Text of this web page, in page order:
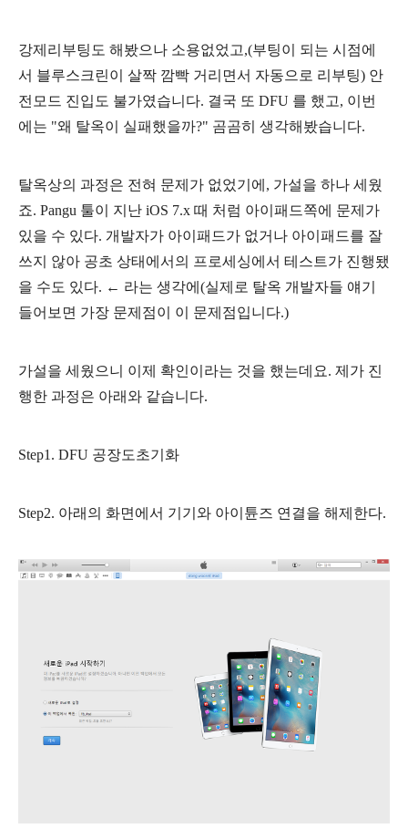
강제리부팅도 해봤으나 소용없었고,(부팅이 되는 시점에
서 블루스크린이 살짝 깜빡 거리면서 자동으로 리부팅) 안
전모드 진입도 불가였습니다. 결국 또 DFU 를 했고, 이번
에는 "왜 탈옥이 실패했을까?" 곰곰히 생각해봤습니다.
탈옥상의 과정은 전혀 문제가 없었기에, 가설을 하나 세웠
죠. Pangu 툴이 지난 iOS 7.x 때 처럼 아이패드쪽에 문제가
있을 수 있다. 개발자가 아이패드가 없거나 아이패드를 잘
쓰지 않아 공초 상태에서의 프로세싱에서 테스트가 진행됐
을 수도 있다. ← 라는 생각에(실제로 탈옥 개발자들 얘기
들어보면 가장 문제점이 이 문제점입니다.)
가설을 세웠으니 이제 확인이라는 것을 했는데요. 제가 진
행한 과정은 아래와 같습니다.
Step1. DFU 공장도초기화
Step2. 아래의 화면에서 기기와 아이튠즈 연결을 해제한다.